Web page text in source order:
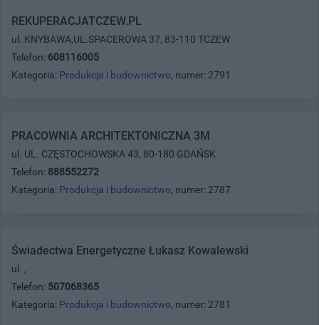
REKUPERACJATCZEW.PL
ul. KNYBAWA,UL.SPACEROWA 37, 83-110 TCZEW
Telefon: 608116005
Kategoria: Produkcja i budownictwo, numer: 2791
PRACOWNIA ARCHITEKTONICZNA 3M
ul. UL. CZĘSTOCHOWSKA 43, 80-180 GDAŃSK
Telefon: 888552272
Kategoria: Produkcja i budownictwo, numer: 2787
Świadectwa Energetyczne Łukasz Kowalewski
ul. ,
Telefon: 507068365
Kategoria: Produkcja i budownictwo, numer: 2781